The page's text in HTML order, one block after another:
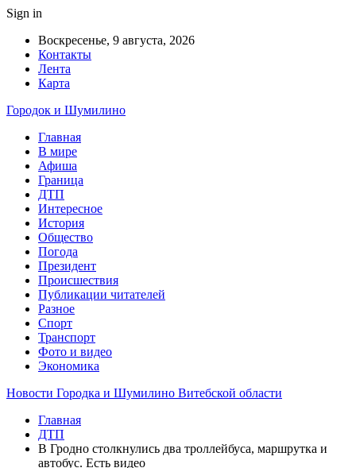
Sign in
Воскресенье, 9 августа, 2026
Контакты
Лента
Карта
Городок и Шумилино
Главная
В мире
Афиша
Граница
ДТП
Интересное
История
Общество
Погода
Президент
Происшествия
Публикации читателей
Разное
Спорт
Транспорт
Фото и видео
Экономика
Новости Городка и Шумилино Витебской области
Главная
ДТП
В Гродно столкнулись два троллейбуса, маршрутка и
автобус. Есть видео